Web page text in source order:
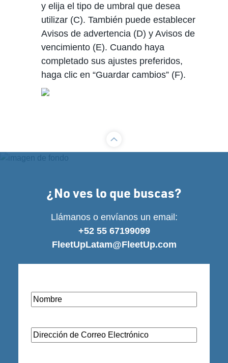
y elija el tipo de umbral que desea
utilizar (C). También puede establecer
Avisos de advertencia (D) y Avisos de
vencimiento (E). Cuando haya
completado sus ajustes preferidos,
haga clic en “Guardar cambios” (F).
¿No ves lo que buscas?
Llámanos o envíanos un email:
+52 55 67199099
FleetUpLatam@FleetUp.com
Nombre(Required)
Dirección
de